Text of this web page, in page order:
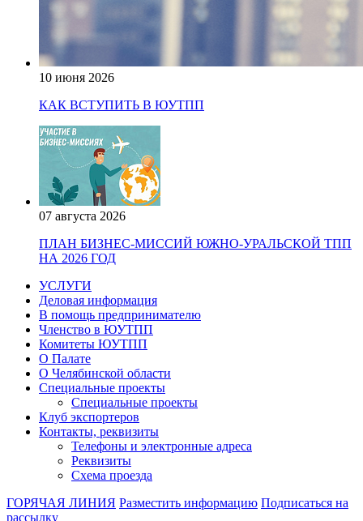
10 июня 2026
КАК ВСТУПИТЬ В ЮУТПП
07 августа 2026
ПЛАН БИЗНЕС-МИССИЙ ЮЖНО-УРАЛЬСКОЙ ТПП
НА 2026 ГОД
УСЛУГИ
Деловая информация
В помощь предпринимателю
Членство в ЮУТПП
Комитеты ЮУТПП
О Палате
О Челябинской области
Специальные проекты
Специальные проекты
Клуб экспортеров
Контакты, реквизиты
Телефоны и электронные адреса
Реквизиты
Схема проезда
ГОРЯЧАЯ ЛИНИЯ Разместить информацию Подписаться на
рассылку